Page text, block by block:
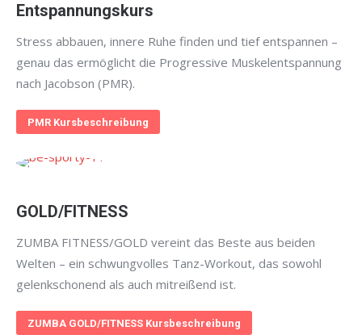
Entspannungskurs
Stress abbauen, innere Ruhe finden und tief entspannen –
genau das ermöglicht die Progressive Muskelentspannung
nach Jacobson (PMR).
PMR Kursbeschreibung
GOLD/FITNESS
ZUMBA FITNESS/GOLD vereint das Beste aus beiden
Welten – ein schwungvolles Tanz-Workout, das sowohl
gelenkschonend als auch mitreißend ist.
ZUMBA GOLD/FITNESS Kursbeschreibung